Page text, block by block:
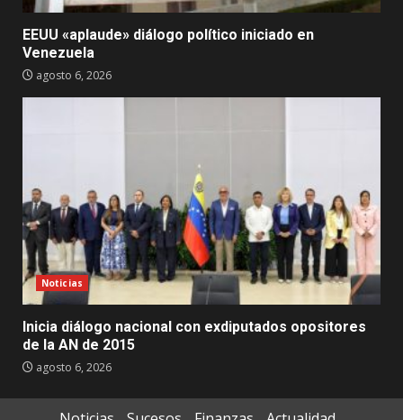
EEUU «aplaude» diálogo político iniciado en
Venezuela
agosto 6, 2026
Noticias
Inicia diálogo nacional con exdiputados opositores
de la AN de 2015
agosto 6, 2026